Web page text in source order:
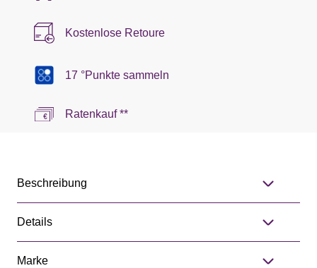
Kostenlose Retoure
17 °Punkte sammeln
Ratenkauf **
Beschreibung
Details
Marke